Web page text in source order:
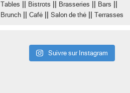
Tables
Bistrots Brasseries Bars
Brunch Café Salon de thé Terrasses
Suivre sur Instagram